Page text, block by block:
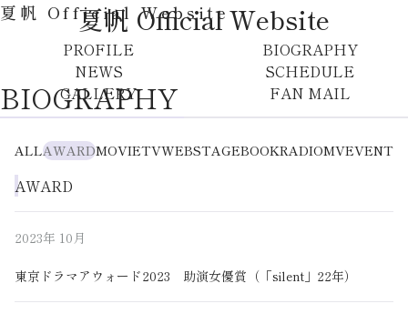
夏帆 Official Website
夏帆 Official Website
PROFILE
BIOGRAPHY
NEWS
SCHEDULE
GALLERY
FAN MAIL
BIOGRAPHY
ALLAWARDMOVIETVWEBSTAGEBOOKRADIOMVEVENT
AWARD
2023年 10月
東京ドラマアウォード2023 助演女優賞（「silent」22年）